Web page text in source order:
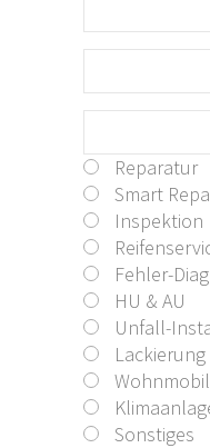
Reparatur
Smart
Inspektion
Fehler-
HU & AU
Unfall-
Lackierung
Sonstiges